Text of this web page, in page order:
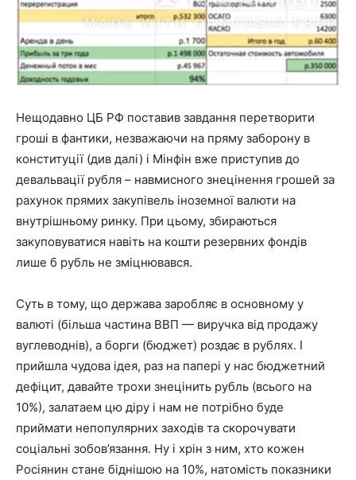
Нещодавно ЦБ РФ поставив завдання перетворити
гроші в фантики, незважаючи на пряму заборону в
конституції (див далі) і Мінфін вже приступив до
девальвації рубля – навмисного знецінення грошей за
рахунок прямих закупівель іноземної валюти на
внутрішньому ринку. При цьому, збираються
закуповуватися навіть на кошти резервних фондів
лише б рубль не зміцнювався.
Суть в тому, що держава заробляє в основному у
валюті (більша частина ВВП — виручка від продажу
вуглеводнів), а борги (бюджет) роздає в рублях. І
прийшла чудова ідея, раз на папері у нас бюджетний
дефіцит, давайте трохи знецінить рубль (всього на
10%), залатаем цю діру і нам не потрібно буде
приймати непопулярних заходів та скорочувати
соціальні зобов’язання. Ну і хрін з ним, хто кожен
Росіянин стане біднішою на 10%, натомість показники